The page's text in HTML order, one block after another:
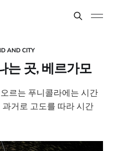
AND CITY
는 곳, 베르가모
르는 푸니콜라에는 시간
거로 고도를 따라 시간